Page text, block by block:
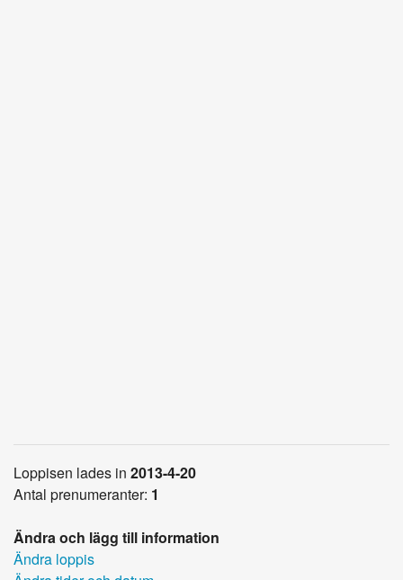
Loppisen lades in 2013-4-20
Antal prenumeranter: 1
Ändra och lägg till information
Ändra loppis